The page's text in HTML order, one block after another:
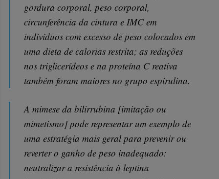
gordura corporal, peso corporal,
circunferência da cintura e IMC em
indivíduos com excesso de peso colocados em
uma dieta de calorias restrita; as reduções
nos triglicerídeos e na proteína C reativa
também foram maiores no grupo espirulina.
A mimese da bilirrubina [imitação ou
mimetismo] pode representar um exemplo de
uma estratégia mais geral para prevenir ou
reverter o ganho de peso inadequado:
neutralizar a resistência à leptina